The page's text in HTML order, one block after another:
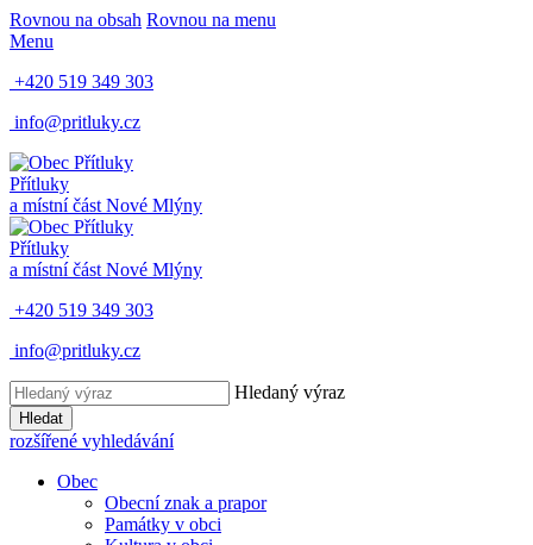
Rovnou na obsah Rovnou na menu
Menu
+420 519 349 303
info@pritluky.cz
Přítluky
a místní část Nové Mlýny
Přítluky
a místní část Nové Mlýny
+420 519 349 303
info@pritluky.cz
Hledaný výraz
Hledat
rozšířené vyhledávání
Obec
Obecní znak a prapor
Památky v obci